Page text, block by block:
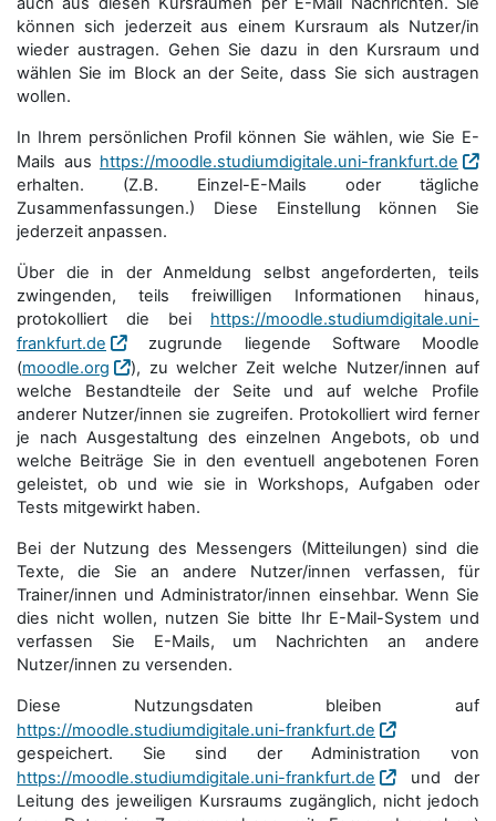
können sich jederzeit aus einem Kursraum als Nutzer/in
wieder austragen. Gehen Sie dazu in den Kursraum und
wählen Sie im Block an der Seite, dass Sie sich austragen
wollen.
In Ihrem persönlichen Profil können Sie wählen, wie Sie E-
Mails aus https://moodle.studiumdigitale.uni-frankfurt.de
erhalten. (Z.B. Einzel-E-Mails oder tägliche
Zusammenfassungen.) Diese Einstellung können Sie
jederzeit anpassen.
Über die in der Anmeldung selbst angeforderten, teils
zwingenden, teils freiwilligen Informationen hinaus,
protokolliert die bei https://moodle.studiumdigitale.uni-
frankfurt.de
zugrunde liegende Software Moodle
(moodle.org
), zu welcher Zeit welche Nutzer/innen auf
welche Bestandteile der Seite und auf welche Profile
anderer Nutzer/innen sie zugreifen. Protokolliert wird ferner
je nach Ausgestaltung des einzelnen Angebots, ob und
welche Beiträge Sie in den eventuell angebotenen Foren
geleistet, ob und wie sie in Workshops, Aufgaben oder
Tests mitgewirkt haben.
Bei der Nutzung des Messengers (Mitteilungen) sind die
Texte, die Sie an andere Nutzer/innen verfassen, für
Trainer/innen und Administrator/innen einsehbar. Wenn Sie
dies nicht wollen, nutzen Sie bitte Ihr E-Mail-System und
verfassen Sie E-Mails, um Nachrichten an andere
Nutzer/innen zu versenden.
Diese Nutzungsdaten bleiben auf
https://moodle.studiumdigitale.uni-frankfurt.de
gespeichert. Sie sind der Administration von
https://moodle.studiumdigitale.uni-frankfurt.de
und der
Leitung des jeweiligen Kursraums zugänglich, nicht jedoch